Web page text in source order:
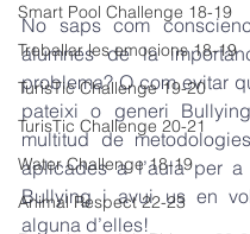
Smart Pool Challenge 18-19
Treballar les emocions 18-19
TurisTic Challenge 19-20
TurisTic Challenge 20-21
Water Challenge 18-19
Animal Respect 22-23
No saps com
alumnes de la
problema? O com evitar
pateixi o generi
multitud de
aplicades a l’aula per a
Bullying i avui us en
alguna d’elles!